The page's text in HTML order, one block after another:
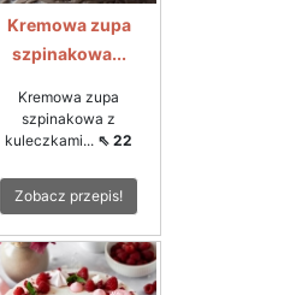
Kremowa zupa
szpinakowa...
Kremowa zupa
szpinakowa z
kuleczkami... ⇖ 22
Zobacz przepis!